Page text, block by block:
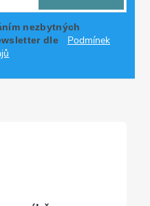
nezbytných
dle
Podmínek